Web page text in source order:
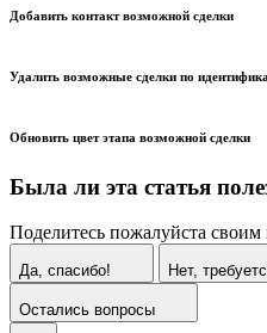
Добавить контакт возможной сделки
Удалить возможные сделки по
Обновить цвет этапа возможной сделки
Была ли эта статья
Поделитесь пожалуйста
Да, спасибо! Нет,
Остались вопросы